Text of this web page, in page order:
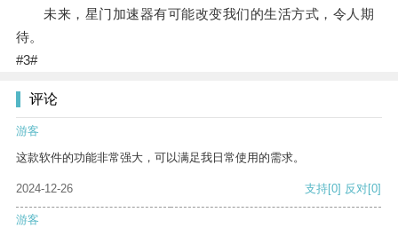
未来，星门加速器有可能改变我们的生活方式，令人期
待。
#3#
评论
游客
这款软件的功能非常强大，可以满足我日常使用的需求。
2024-12-26 支持[0] 反对[0]
游客